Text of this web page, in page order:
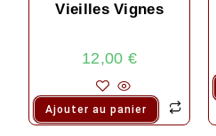
Vieilles Vignes
12,00 €
Ajouter au panier